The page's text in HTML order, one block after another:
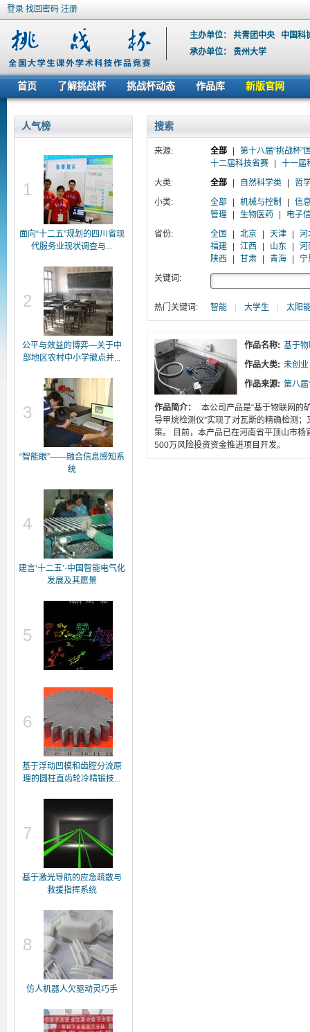
登录 找回密码 注册
主办单位：共青团中央
中国科
承办单位：贵州大学
首页 了解挑战杯 挑战杯动态 作品库 新版官网
人气榜
1
面向“十二五”规划的四川省现
代服务业现状调查与...
2
公平与效益的博弈—关于中
部地区农村中小学撤点并...
3
“智能眼”——融合信息感知系
统
4
建言‘十二五’·中国智能电气化
发展及其愿景
5
6
基于浮动凹模和齿腔分流原
理的圆柱直齿轮冷精锻技...
7
基于激光导航的应急疏散与
救援指挥系统
8
仿人机器人欠驱动灵巧手
搜索
来源: 全部
第十八届“挑战杯”
十二届科技省赛
十一届
大类:
全部 自然科学类
哲
小类:
全部 机械与控制
信
管理
生物医药
电子
省份:
全国 北京 天津
河
福建
江西 山东
河
陕西
甘肃 青海
宁
关键词:
热门关键词: 智能 大学生 太阳
作品名称: 基于
作品大类: 未创业
作品来源: 第八届
作品简介：
本公司产品是“基于物联网的
导甲烷检测仪”实现了对瓦斯的精确检测
策。 目前，本产品已在河南省平顶山市
500万风险投资资金推进项目开发。